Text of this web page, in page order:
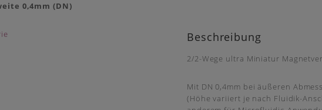
0,4mm (DN)
Beschreibung
2/2-Wege ultra Miniatur
Mit DN 0,4mm bei äußeren
(Höhe variiert je nach Fluidik-